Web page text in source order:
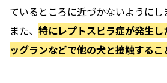
ているところに近づかないようにし
また、 特にレプトスピラ症が発生
ッグランなどで他の犬と接触する